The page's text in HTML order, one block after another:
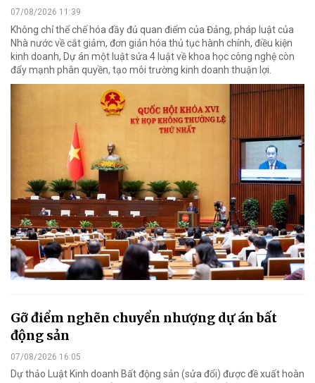
07/08/2026 11:39
Không chỉ thể chế hóa đầy đủ quan điểm của Đảng, pháp luật của
Nhà nước về cắt giảm, đơn giản hóa thủ tục hành chính, điều kiện
kinh doanh, Dự án một luật sửa 4 luật về khoa học công nghệ còn
đẩy mạnh phân quyền, tạo môi trường kinh doanh thuận lợi.
Gỡ điểm nghẽn chuyển nhượng dự án bất
động sản
07/08/2026 16:05
Dự thảo Luật Kinh doanh Bất động sản (sửa đổi) được đề xuất hoàn